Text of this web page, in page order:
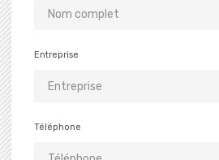
Entreprise
Téléphone